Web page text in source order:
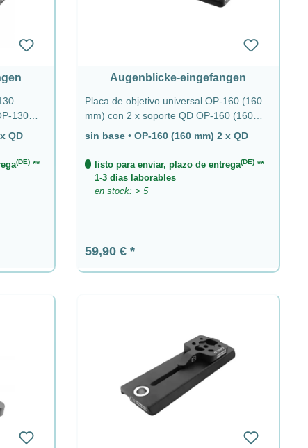
130
QD
(DE)**
Augenblicke-eingefangen
Placa de objetivo universal OP-160 (160
mm) con 2 x soporte QD OP-160 (160
mm) 2 x QD - sin base
sin base • OP-160 (160 mm) 2 x QD
listo para enviar, plazo de entrega(DE) **
1-3 dias laborables
en stock: > 5
Precio normal:
59,90 €